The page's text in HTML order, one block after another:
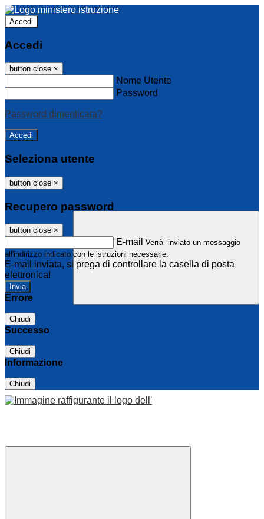
Accedi
Accedi
button close ×
Nome Utente
Password
Password dimenticata?
Seleziona utente
button close ×
Recupero password
button close ×
E-mail Verrà inviato un messaggio
all'indirizzo indicato con le istruzioni necessarie.
E-mail inviata, si prega di controllare la casella di posta
elettronica!
Errore
Chiudi
Successo
Chiudi
Informazione
Chiudi